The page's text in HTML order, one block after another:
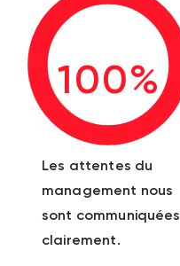
100%
Les attentes du
management nous
sont communiquées
clairement.